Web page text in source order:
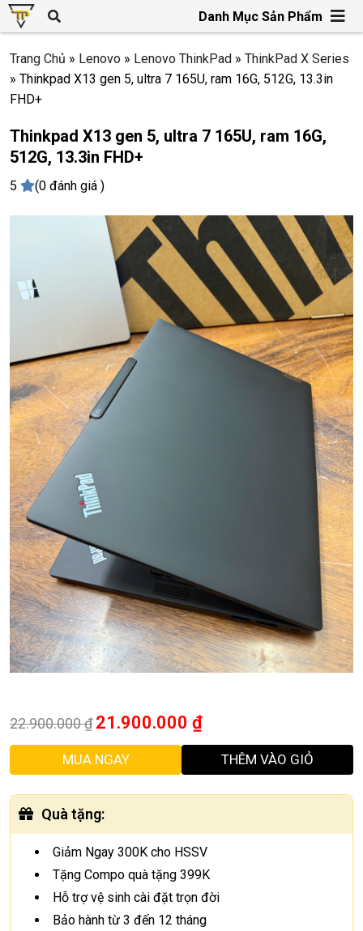
Danh Mục Sản Phẩm
Trang Chủ » Lenovo » Lenovo ThinkPad » ThinkPad X Series
» Thinkpad X13 gen 5, ultra 7 165U, ram 16G, 512G, 13.3in
FHD+
Thinkpad X13 gen 5, ultra 7 165U, ram 16G,
512G, 13.3in FHD+
5 (0 đánh giá )
22.900.000₫ 21.900.000 ₫
MUA NGAY THÊM VÀO GIỎ
Quà tặng:
Giảm Ngay 300K cho HSSV
Tặng Compo quà tặng 399K
Hỗ trợ vệ sinh cài đặt trọn đời
Bảo hành từ 3 đến 12 tháng